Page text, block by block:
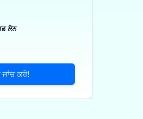
ଓଡ଼ିଆ
తెలుగు
Telugu
ਲੋਨ
ਜਾਂਚ ਕਰੋ!